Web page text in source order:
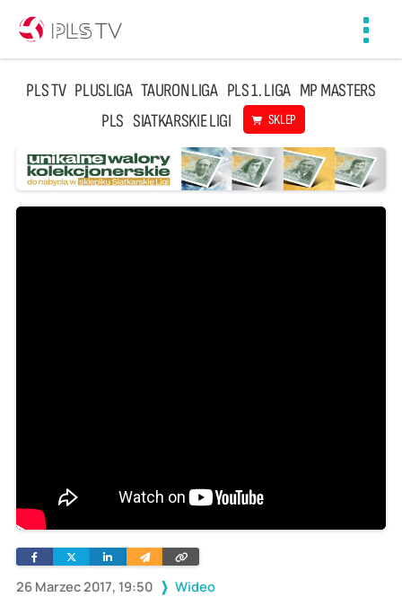
PLS TV PLUSLIGA TAURON LIGA PLS 1. LIGA MP MASTERS
PLS SIATKARSKIE LIGI SKLEP
26 Marzec 2017, 19:50 Wideo
FacebookTwitterLinkedinWyślij
e-
Skopiuj
link